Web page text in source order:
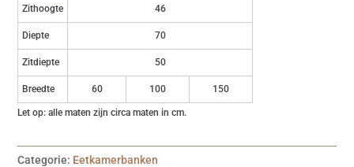
Zithoogte 46
Diepte 70
Zitdiepte 50
Breedte 60 100 150
Let op: alle maten zijn circa maten in cm.
Categorie: Eetkamerbanken